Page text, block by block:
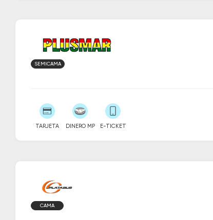
SEMICAMA
TARJETA DINERO MP E-TICKET
CAMA